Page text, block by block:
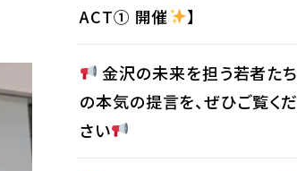
ACT① 開催
】
金沢の未来を担う若者たち
の本気の提言を、ぜひご覧くだ
さい